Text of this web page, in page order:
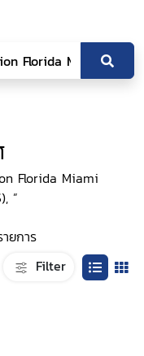
Florida Miami
”
ยการ
Filter